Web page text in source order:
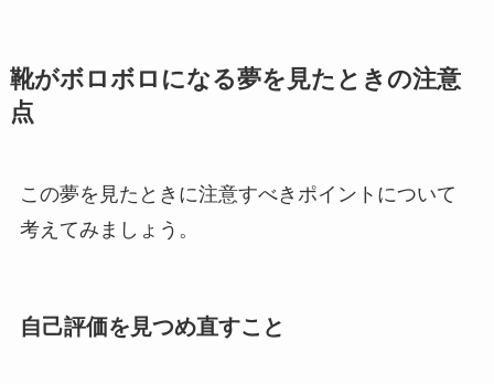
靴がボロボロになる夢を見たときの注意
点
この夢を見たときに注意すべきポイントについて
考えてみましょう。
自己評価を見つめ直すこと